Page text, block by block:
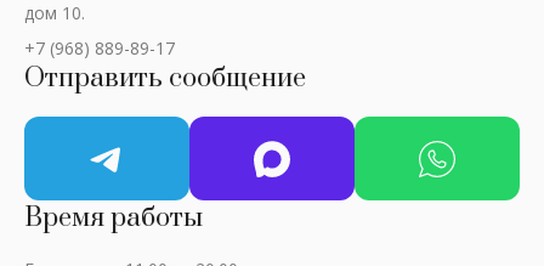
дом 10.
+7 (968) 889-89-17
Отправить сообщение
Время работы